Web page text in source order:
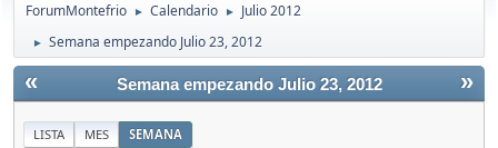
ForumMontefrio ► Calendario ► Julio 2012
► Semana empezando Julio 23, 2012
« »
Semana empezando Julio 23, 2012
LISTA MES SEMANA